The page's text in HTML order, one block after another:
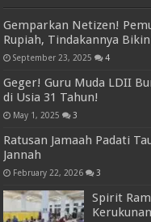
Gemparkan Netizen!
Rupiah, Tindakannya
September 23, 2025 4
Geger! Guru Muda LDII
di Usia 31 Tahun!
May 1, 2025 3
Ratusan Jamaah Padati
Jannah
February 22, 2026 3
Spirit